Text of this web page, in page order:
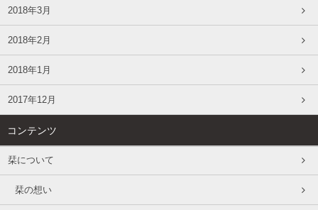
2018年3月
2018年2月
2018年1月
2017年12月
コンテンツ
栞について
栞の想い